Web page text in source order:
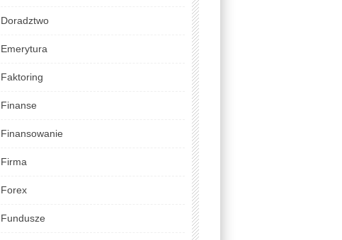
Doradztwo
Emerytura
Faktoring
Finanse
Finansowanie
Firma
Forex
Fundusze